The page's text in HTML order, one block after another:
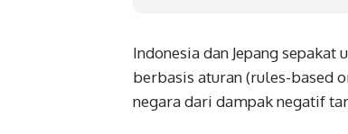
Indonesia dan Jepang
berbasis aturan (rules-based
negara dari dampak negatif